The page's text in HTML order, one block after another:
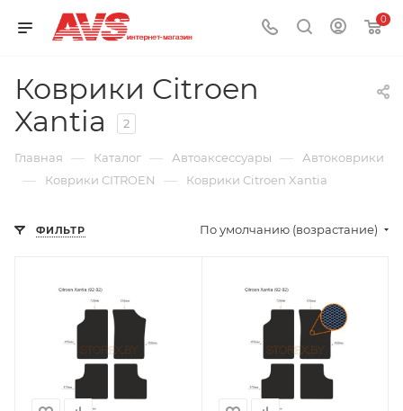
0
Коврики Citroen
Xantia
2
Главная — Каталог — Автоаксессуары — Автоковрики
— Коврики CITROEN — Коврики Citroen Xantia
ФИЛЬТР По умолчанию (возрастание)